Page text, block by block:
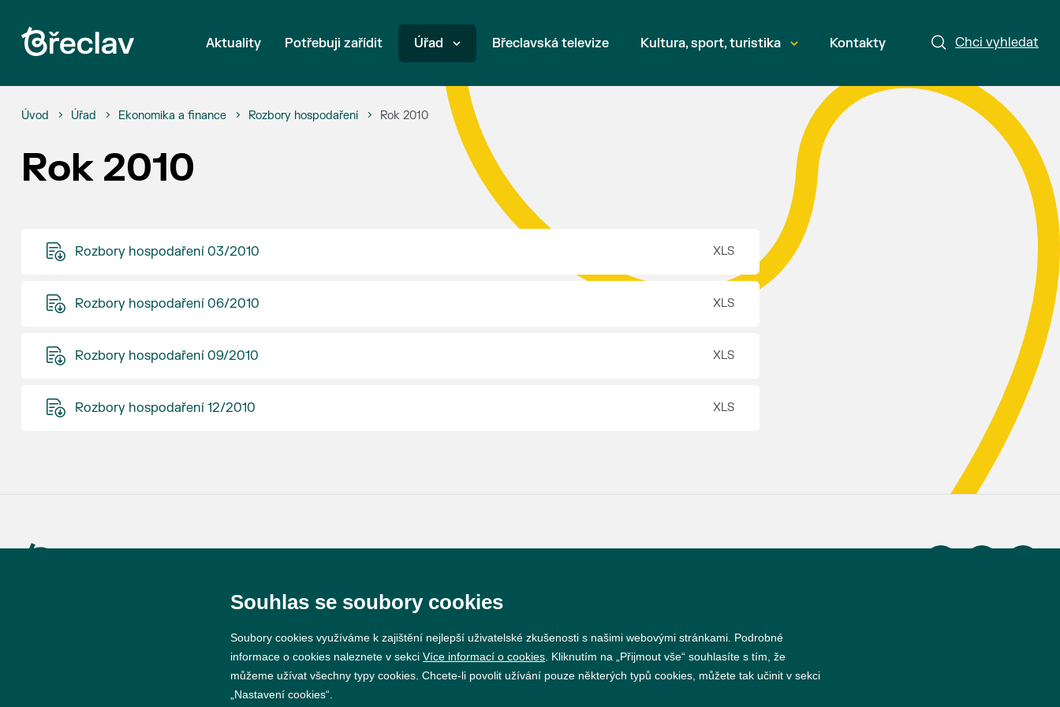
Chci vyhledat
Aktuality Potřebuji zařídit Úřad Břeclavská televize Kultura, sport, turistika Kontakty
Úvod Úřad Ekonomika a finance Rozbory hospodaření Rok 2010
Rok 2010
Rozbory hospodaření 03/2010
Rozbory hospodaření 06/2010
Rozbory hospodaření 09/2010
Rozbory hospodaření 12/2010
Vytvořil
Souhlas se soubory cookies
Soubory cookies využíváme k zajištění nejlepší uživatelské zkušenosti s našimi webovými stránkami. Podrobné
informace o cookies naleznete v sekci Více informací o cookies . Kliknutím na „Přijmout vše“ souhlasíte s tím, že
můžeme užívat všechny typy cookies. Chcete-li povolit užívání pouze některých typů cookies, můžete tak učinit v sekci
„Nastavení cookies“.